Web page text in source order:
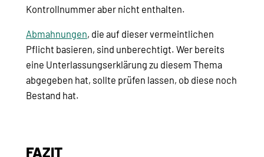
Kontrollnummer aber nicht enthalten.
Abmahnungen, die auf dieser vermeintlichen
Pflicht basieren, sind unberechtigt. Wer bereits
eine Unterlassungserklärung zu diesem Thema
abgegeben hat, sollte prüfen lassen, ob diese noch
Bestand hat.
FAZIT